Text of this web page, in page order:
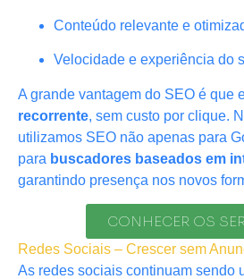
Conteúdo relevante e
Velocidade e experiência do
A grande vantagem do SEO é que
recorrente, sem custo por clique.
utilizamos SEO não apenas para
para buscadores baseados em
garantindo presença nos novos
CONHECER OS
Redes Sociais – Crescer sem
As redes sociais continuam sendo